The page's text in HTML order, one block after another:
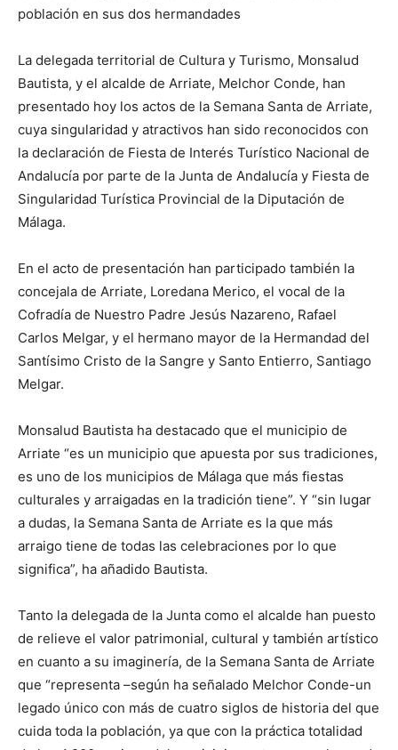
población en sus dos hermandades
La delegada territorial de Cultura y Turismo, Monsalud
Bautista, y el alcalde de Arriate, Melchor Conde, han
presentado hoy los actos de la Semana Santa de Arriate,
cuya singularidad y atractivos han sido reconocidos con
la declaración de Fiesta de Interés Turístico Nacional de
Andalucía por parte de la Junta de Andalucía y Fiesta de
Singularidad Turística Provincial de la Diputación de
Málaga.
En el acto de presentación han participado también la
concejala de Arriate, Loredana Merico, el vocal de la
Cofradía de Nuestro Padre Jesús Nazareno, Rafael
Carlos Melgar, y el hermano mayor de la Hermandad del
Santísimo Cristo de la Sangre y Santo Entierro, Santiago
Melgar.
Monsalud Bautista ha destacado que el municipio de
Arriate “es un municipio que apuesta por sus tradiciones,
es uno de los municipios de Málaga que más fiestas
culturales y arraigadas en la tradición tiene”. Y “sin lugar
a dudas, la Semana Santa de Arriate es la que más
arraigo tiene de todas las celebraciones por lo que
significa”, ha añadido Bautista.
Tanto la delegada de la Junta como el alcalde han puesto
de relieve el valor patrimonial, cultural y también artístico
en cuanto a su imaginería, de la Semana Santa de Arriate
que “representa –según ha señalado Melchor Conde-un
legado único con más de cuatro siglos de historia del que
cuida toda la población, ya que con la práctica totalidad